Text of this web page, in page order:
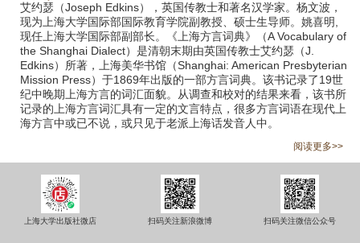
艾约瑟（Joseph Edkins），英国传教士和著名汉学家。杨文波，
现为上海大学国际部国际教育学院副教授、硕士生导师。姚喜明,
现任上海大学国际部副部长。《上海方言词典》（A Vocabulary of
the Shanghai Dialect）是清朝末期由英国传教士艾约瑟（J.
Edkins）所著，上海美华书馆（Shanghai: American Presbyterian
Mission Press）于1869年出版的一部方言词典。该书记录了19世
纪中晚期上海方言的词汇面貌。从调查和校对的结果来看，该书所
记录的上海方言词汇具有一定的文言特点，很多方言词语在现代上
海方言中或已不说，或只见于老派上海话发音人中。
阅读更多>>
上海大学出版社微店 扫码关注新浪微博 扫码关注微信公众号